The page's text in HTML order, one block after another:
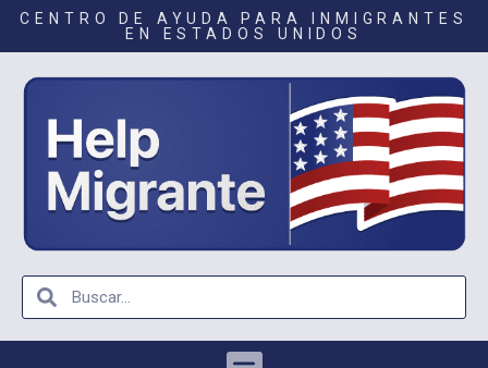
CENTRO DE AYUDA PARA INMIGRANTES
EN ESTADOS UNIDOS